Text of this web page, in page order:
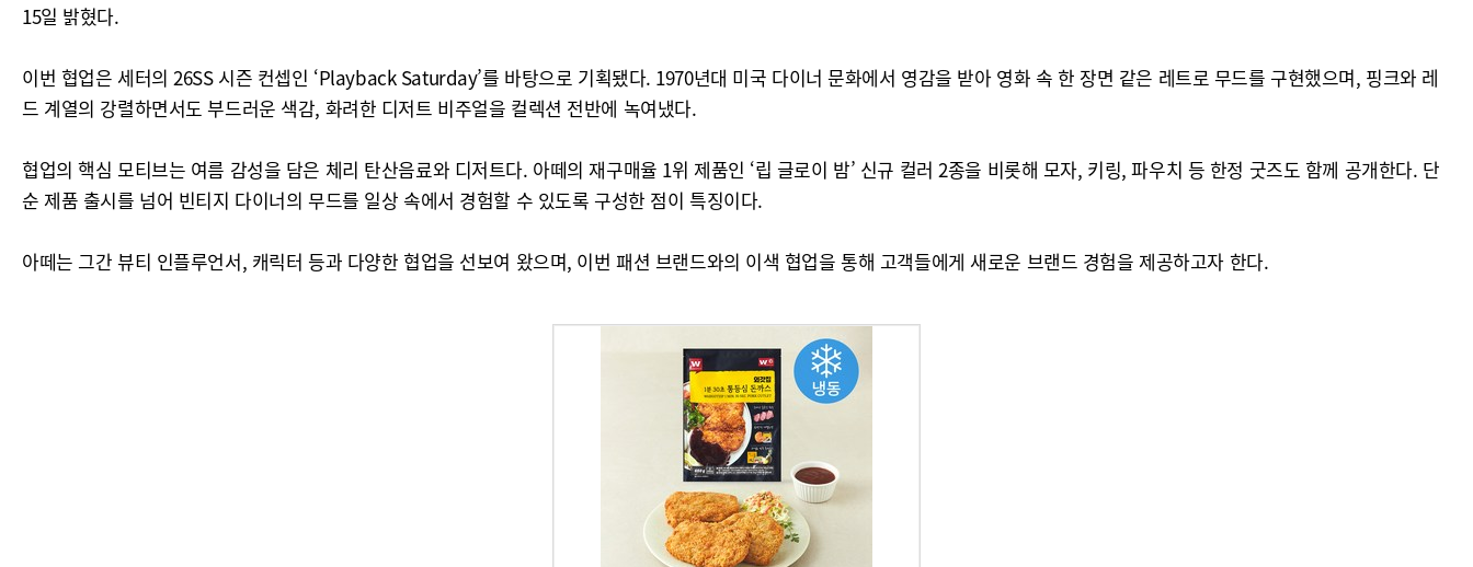
15일 밝혔다.
이번 협업은 세터의 26SS 시즌 컨셉인 ‘Playback Saturday’를 바탕으로 기획됐다. 1970년대 미국 다이너 문화에서 영감을 받아 영화 속 한 장면 같은 레트로 무드를 구현했으며, 핑크와 레
드 계열의 강렬하면서도 부드러운 색감, 화려한 디저트 비주얼을 컬렉션 전반에 녹여냈다.
협업의 핵심 모티브는 여름 감성을 담은 체리 탄산음료와 디저트다. 아떼의 재구매율 1위 제품인 ‘립 글로이 밤’ 신규 컬러 2종을 비롯해 모자, 키링, 파우치 등 한정 굿즈도 함께 공개한다. 단
순 제품 출시를 넘어 빈티지 다이너의 무드를 일상 속에서 경험할 수 있도록 구성한 점이 특징이다.
아떼는 그간 뷰티 인플루언서, 캐릭터 등과 다양한 협업을 선보여 왔으며, 이번 패션 브랜드와의 이색 협업을 통해 고객들에게 새로운 브랜드 경험을 제공하고자 한다.